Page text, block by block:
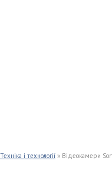
Техніка і технології » Відеокамери